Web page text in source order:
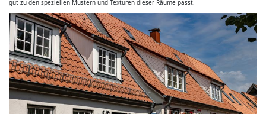
gut zu den speziellen Mustern und Texturen dieser Räume passt.